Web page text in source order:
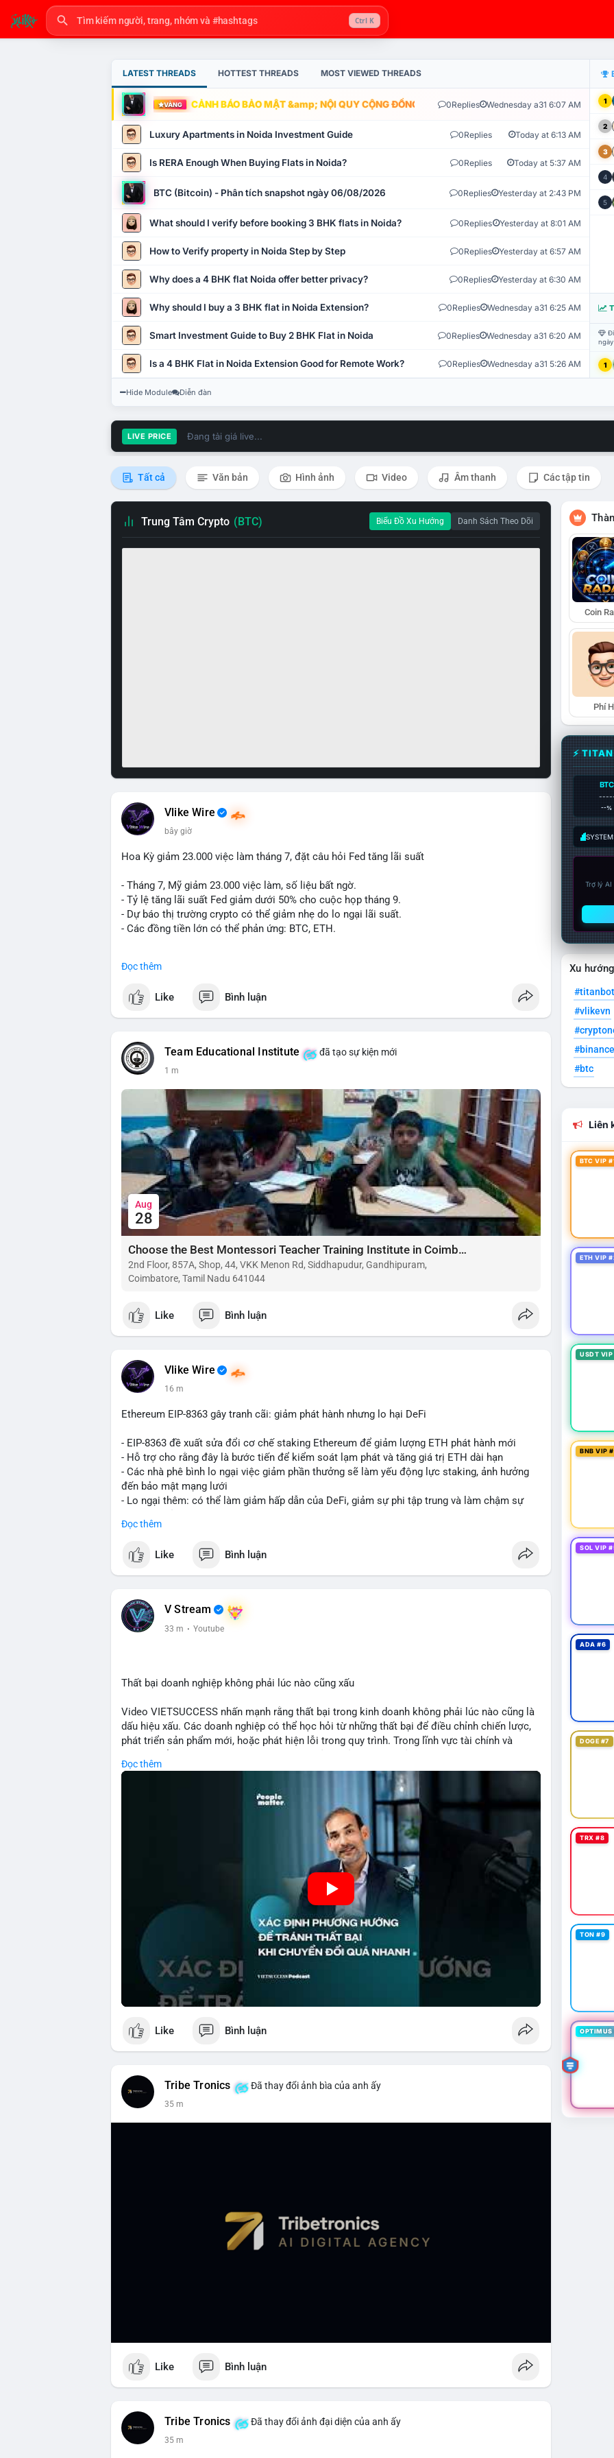
Ctrl K
LATEST THREADS HOTTEST THREADS MOST VIEWED THREADS
VÀNG CẢNH BÁO BẢO MẬT &amp; NỘI QUY CỘNG ĐỒNG VLIKE.VN: HỆ THỐNG GIÁM SÁT TỰ
0Replies Wednesday a31 6:07 AM
Luxury Apartments in Noida Investment Guide 0Replies Today at 6:13 AM
Is RERA Enough When Buying Flats in Noida? 0Replies Today at 5:37 AM
BTC (Bitcoin) - Phân tích snapshot ngày 06/08/2026 0Replies Yesterday at 2:43 PM
What should I verify before booking 3 BHK flats in Noida? 0Replies Yesterday at 8:01 AM
How to Verify property in Noida Step by Step 0Replies Yesterday at 6:57 AM
Why does a 4 BHK flat Noida offer better privacy? 0Replies Yesterday at 6:30 AM
Why should I buy a 3 BHK flat in Noida Extension? 0Replies Wednesday a31 6:25 AM
Smart Investment Guide to Buy 2 BHK Flat in Noida 0Replies Wednesday a31 6:20 AM
Is a 4 BHK Flat in Noida Extension Good for Remote Work? 0Replies Wednesday a31 5:26 AM
1
2
3
4
5
1
Hide Module Diễn đàn
LIVE PRICE Đang tải giá live...
Tất cả Văn bản Hình ảnh Video Âm thanh Các tập tin
Trung Tâm Crypto (BTC) Biểu Đồ Xu Hướng Danh Sách Theo Dõi
Vlike Wire
bây giờ
Hoa Kỳ giảm 23.000 việc làm tháng 7, đặt câu hỏi Fed tăng lãi suất
- Tháng 7, Mỹ giảm 23.000 việc làm, số liệu bất ngờ.
- Tỷ lệ tăng lãi suất Fed giảm dưới 50% cho cuộc họp tháng 9.
- Dự báo thị trường crypto có thể giảm nhẹ do lo ngại lãi suất.
- Các đồng tiền lớn có thể phản ứng: BTC, ETH.
#vlikevn #titanbot
📰 Nguồn: CoinDesk
Đọc thêm
Like Bình luận
Team Educational Institute đã tạo sự kiện mới
1 m
Aug
28
Choose the Best Montessori Teacher Training Institute in Coimbatore for a Rewarding Career
2nd Floor, 857A, Shop, 44, VKK Menon Rd, Siddhapudur, Gandhipuram,
Coimbatore, Tamil Nadu 641044
Like Bình luận
Vlike Wire
16 m
Ethereum EIP-8363 gây tranh cãi: giảm phát hành nhưng lo hại DeFi
- EIP-8363 đề xuất sửa đổi cơ chế staking Ethereum để giảm lượng ETH phát hành mới
- Hỗ trợ cho rằng đây là bước tiến để kiểm soát lạm phát và tăng giá trị ETH dài hạn
- Các nhà phê bình lo ngại việc giảm phần thưởng sẽ làm yếu động lực staking, ảnh hưởng
đến bảo mật mạng lưới
- Lo ngại thêm: có thể làm giảm hấp dẫn của DeFi, giảm sự phi tập trung và làm chậm sự
- Diễn ra trong bối cảnh Ethereum đang cân bằng giữa giảm phát hành và duy trì sức hấp dẫn
#binancesquare
#cryptonews #eth
#vlikevn #titanbot
Đọc thêm
Like Bình luận
V Stream
33 m · Youtube
Thất bại doanh nghiệp không phải lúc nào cũng xấu
Video VIETSUCCESS nhấn mạnh rằng thất bại trong kinh doanh không phải lúc nào cũng là
dấu hiệu xấu. Các doanh nghiệp có thể học hỏi từ những thất bại để điều chỉnh chiến lược,
phát triển sản phẩm mới, hoặc phát hiện lỗi trong quy trình. Trong lĩnh vực tài chính và
này đặc biệt quan trọng khi áp dụng vào các mô hình kinh doanh mới hoặc đầu tư vào dự án
Đọc thêm
Like Bình luận
Tribe Tronics Đã thay đổi ảnh bìa của anh ấy
35 m
Like Bình luận
Tribe Tronics Đã thay đổi ảnh đại diện của anh ấy
35 m
Coin
Phí
⚡
BTC
--%
Trợ lý
Xu
#titanbot
#vlikevn
#btc
Liên
BTC VIP
ETH VIP
USDT
BNB VIP
SOL VIP
ADA #6
DOGE #7
TRX #8
TON #9
OPTIMUS